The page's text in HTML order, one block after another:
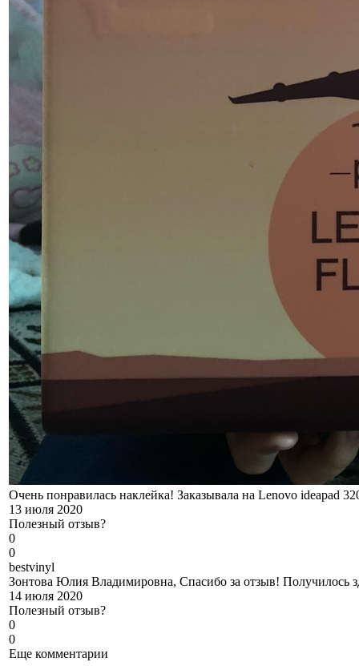
Очень понравилась наклейка! Заказывала на Lenovo ideapad
13 июля 2020
Полезный отзыв?
0
0
bestvinyl
Зонтова Юлия Владимировна, Спасибо за отзыв! Получилось
14 июля 2020
Полезный отзыв?
0
0
Еще комментарии